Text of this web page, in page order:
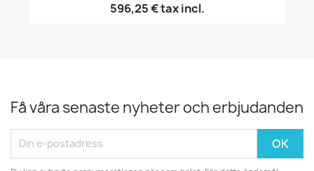
596,25 €tax incl.
Få våra senaste nyheter och erbjudanden